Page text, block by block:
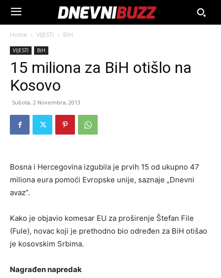
Home VIJESTI BiH
VIJESTI BiH
15 miliona za BiH otišlo na
Kosovo
Subota, 2 Novembra, 2013
Bosna i Hercegovina izgubila je prvih 15 od ukupno 47
miliona eura pomoći Evropske unije, saznaje „Dnevni
avaz”.
Kako je objavio komesar EU za proširenje Štefan File
(Fule), novac koji je prethodno bio određen za BiH otišao
je kosovskim Srbima.
Nagrađen napredak